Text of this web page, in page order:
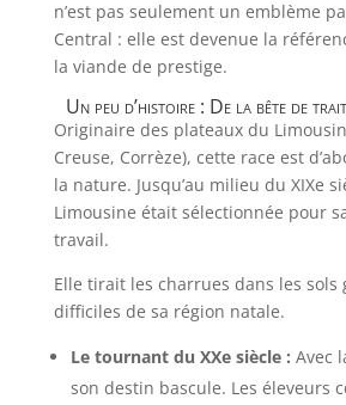
n’est pas seulement un emblème
Central : elle est devenue la
la viande de prestige.
Un peu d’histoire : De la bête de
Originaire des plateaux du
Creuse, Corrèze), cette race est
la nature. Jusqu’au milieu du XIXe
Limousine était sélectionnée pour
travail.
Elle tirait les charrues dans les
difficiles de sa région natale.
Le tournant du XXe siècle : Avec
son destin bascule. Les éleveurs